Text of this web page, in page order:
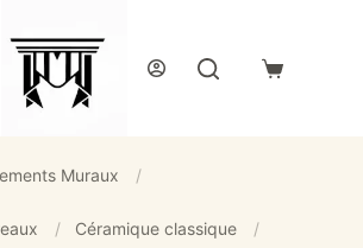
Panier
Muraux /
/ Céramique classique
/